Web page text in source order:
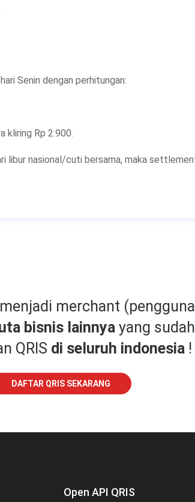
Senin dengan perhitungan:
kliring Rp 2.900.
libur nasional/cuti bersama, maka
merchant
bisnis lainnyayang
QRIS di seluruh indonesia!
DAFTAR QRIS SEKARANG
Open API QRIS